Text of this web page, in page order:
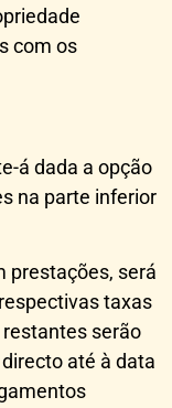
com os
á dada a opção
na parte inferior
prestações, será
taxas
serão
até à data